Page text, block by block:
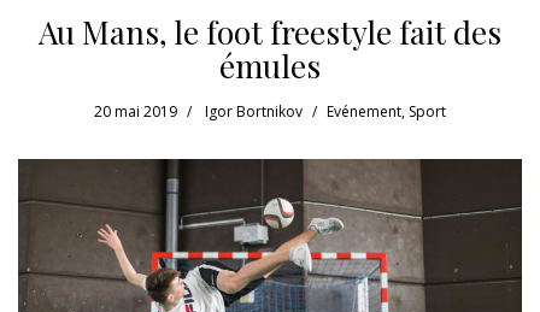
Au Mans, le foot freestyle fait des
émules
20 mai 2019 Igor Bortnikov Evénement, Sport